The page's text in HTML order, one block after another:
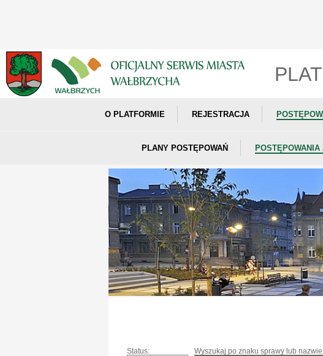
O PLATFORMIE REJESTRACJA
PLANY POSTĘPOWAŃ
Status: Wyszukaj po znaku sprawy lub